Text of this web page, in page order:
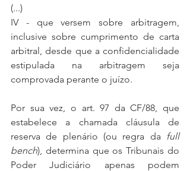
(...)
IV - que versem sobre arbitragem,
inclusive sobre cumprimento de carta
arbitral, desde que a confidencialidade
estipulada na arbitragem seja
comprovada perante o juízo.
Por sua vez, o art. 97 da CF/88, que
estabelece a chamada cláusula de
reserva de plenário (ou regra da full
bench), determina que os Tribunais do
Poder Judiciário apenas podem